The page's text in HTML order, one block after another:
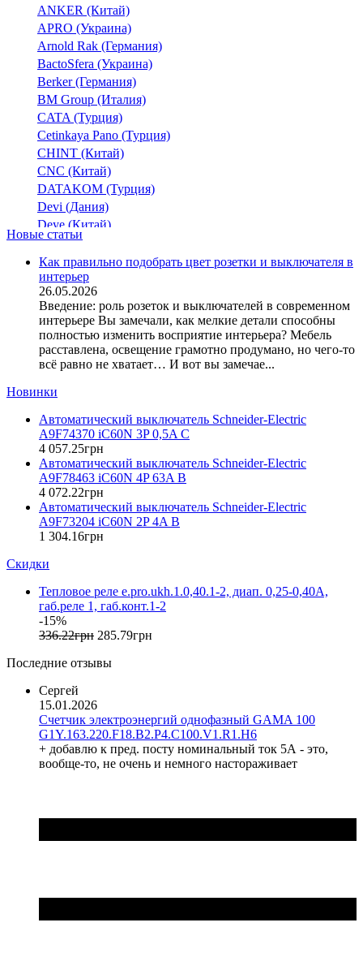
ANKER (Китай)
APRO (Украина)
Arnold Rak (Германия)
BactoSfera (Украина)
Berker (Германия)
BM Group (Италия)
CATA (Турция)
Cetinkaya Pano (Турция)
CHINT (Китай)
CNC (Китай)
DATAKOM (Турция)
Devi (Дания)
Deye (Китай)
DigiTop (Украина)
DKC (Украина)
Dyness (Китай)
E.NEXT (Украина)
EAE Electric
Eastron (Китай)
Eaton (США)
ElectrO (Украина)
EON (Таиланд)
ETI (Словения)
ETREL (Словения)
Evrosvet (Украина)
Extherm (Германия)
F&F (Польша)
FRER (Италия)
FS (Украина)
Galkat (Украина)
GENERICA (Китай)
Gewiss (Италия)
Ginlong Solis (Китай)
Hager (Германия)
Haupa (Германия)
HD Hyundai Electric (Корея)
Hemstedt (Германия)
Horoz Electric (Турция)
Huawei (Китай)
Kolarz (Австрия)
Новые статьи
Как правильно подобрать цвет розетки и выключателя в
интерьер
26.05.2026
Введение: роль розеток и выключателей в современном
интерьере Вы замечали, как мелкие детали способны
полностью изменить восприятие интерьера? Мебель
расставлена, освещение грамотно продумано, но чего-то
всё равно не хватает… И вот вы замечае...
Новинки
Автоматический выключатель Schneider-Electric
A9F74370 iC60N 3P 0,5A C
4 057.25грн
Автоматический выключатель Schneider-Electric
A9F78463 iC60N 4P 63A B
4 072.22грн
Автоматический выключатель Schneider-Electric
A9F73204 iC60N 2P 4A B
1 304.16грн
Скидки
Тепловое реле e.pro.ukh.1.0,40.1-2, диап. 0,25-0,40А,
габ.реле 1, габ.конт.1-2
-15%
336.22грн 285.79грн
Последние отзывы
Сергей
15.01.2026
Счетчик электроэнергий однофазный GAMA 100
G1Y.163.220.F18.B2.P4.C100.V1.R1.H6
+ добавлю к пред. посту номинальный ток 5А - это,
вообще-то, не очень и немного настораживает